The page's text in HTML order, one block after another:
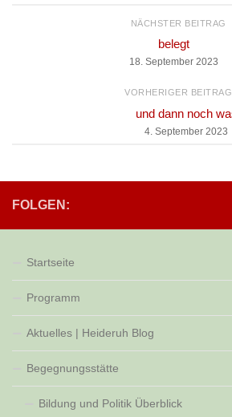
NÄCHSTER BEITRAG
belegt
18. September 2023
VORHERIGER BEITRAG
und dann noch
4. September 2023
FOLGEN:
Startseite
Programm
Aktuelles | Heideruh Blog
Begegnungsstätte
Bildung und Politik Überblick